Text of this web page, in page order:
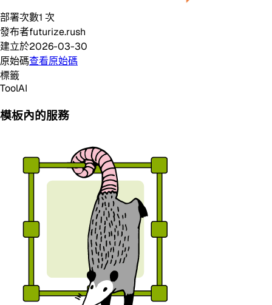
部署次數1 次
發布者futurize.rush
建立於2026-03-30
原始碼查看原始碼
標籤
ToolAI
模板內的服務